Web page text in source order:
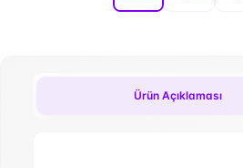
Ürün Açıklaması